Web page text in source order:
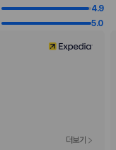
어린이 JPY 12650(대
4.9
5.0
더보기